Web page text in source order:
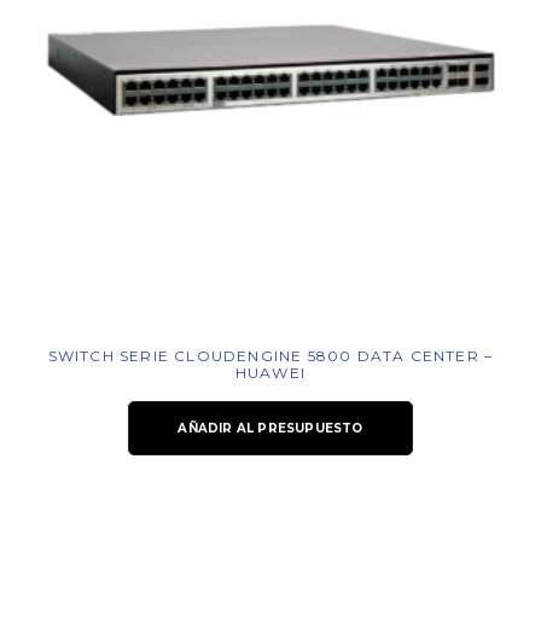
SWITCH SERIE CLOUDENGINE 5800 DATA CENTER –
HUAWEI
AÑADIR AL PRESUPUESTO